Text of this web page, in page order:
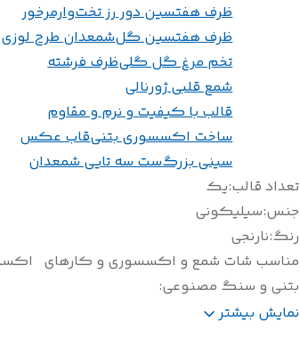
ظرف هفتسین دور رز تختوارمرخور
ظرف هفتسین گلشمعدان طرح لوزی
تخم مرغ گل گلیظرف فرشته
شمع قلبی ژورنالی
قالب با کیفیت و نرم و مقاوم
ساخت اکسسوری بتنیقاب عکس
سینی بزرگست سه تایی شمعدان
تعداد قالب:یک
جنس:سیلیکونی
رنگ:نارنجی
مناسب شات شمع و اکسسوری و کارهای
بتنی و سنگ مصنوعی:
سایز(سانتی متر)
نمایش بیشتر